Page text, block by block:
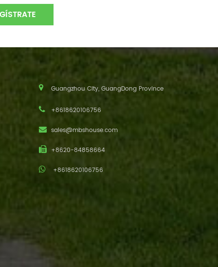
Guangzhou City, GuangDong Province
+8618620106756
sales@mbshouse.com
+8620-84858664
+8618620106756